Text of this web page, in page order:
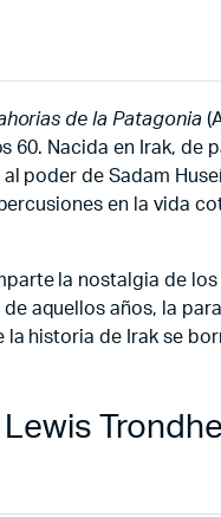
de la Patagonia
Nacida en Irak, de
poder de Sadam
en la vida
la nostalgia de
aquellos años, la
historia de Irak se